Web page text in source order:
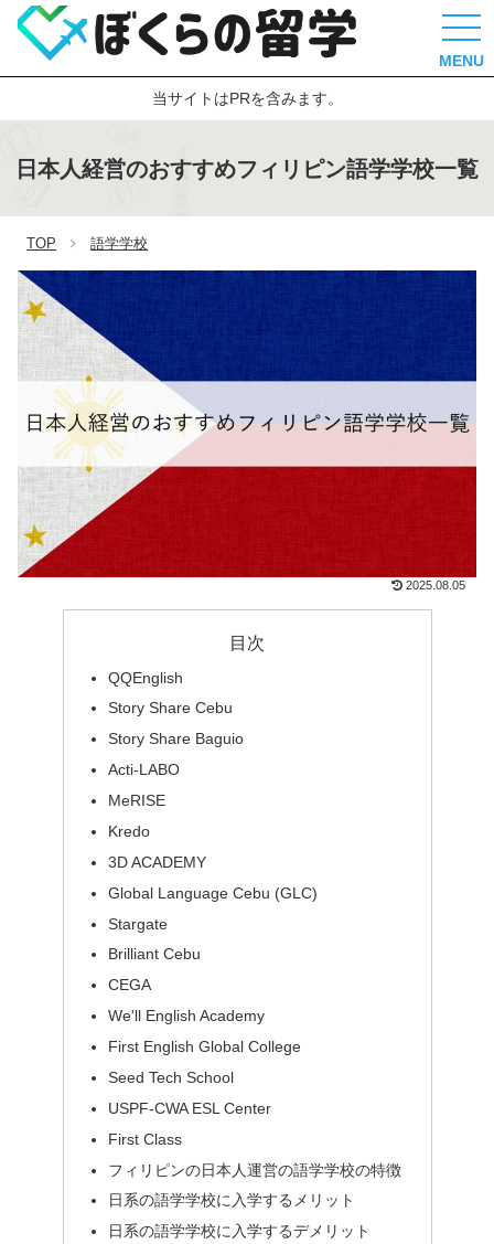
MENU
当サイトはPRを含みます。
日本人経営のおすすめフィリピン語学学校一覧
TOP 語学学校
2025.08.05
目次
QQEnglish
Story Share Cebu
Story Share Baguio
Acti-LABO
MeRISE
Kredo
3D ACADEMY
Global Language Cebu (GLC)
Stargate
Brilliant Cebu
CEGA
We'll English Academy
First English Global College
Seed Tech School
USPF-CWA ESL Center
First Class
フィリピンの日本人運営の語学学校の特徴
日系の語学学校に入学するメリット
日系の語学学校に入学するデメリット